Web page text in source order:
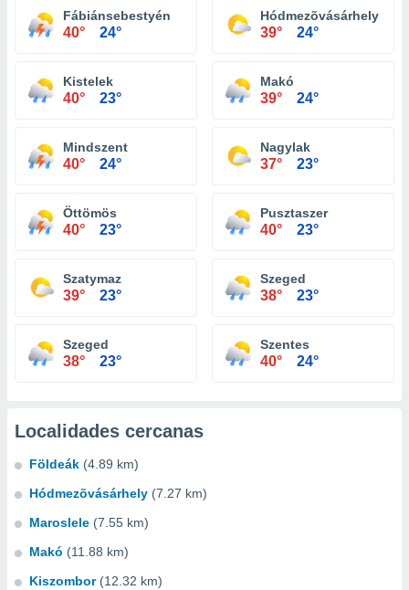
Fábiánsebestyén
40° 24°
Hódmezõvásárhely
39° 24°
Kistelek
40° 23°
Makó
39° 24°
Mindszent
40° 24°
Nagylak
37° 23°
Öttömös
40° 23°
Pusztaszer
40° 23°
Szatymaz
39° 23°
Szeged
38° 23°
Szeged
38° 23°
Szentes
40° 24°
Localidades cercanas
Földeák (4.89 km)
Hódmezõvásárhely (7.27 km)
Maroslele (7.55 km)
Makó (11.88 km)
Kiszombor (12.32 km)